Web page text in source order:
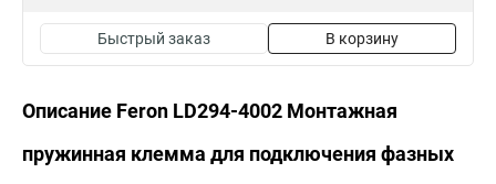
Быстрый заказ В корзину
Описание Feron LD294-4002 Монтажная
пружинная клемма для подключения фазных